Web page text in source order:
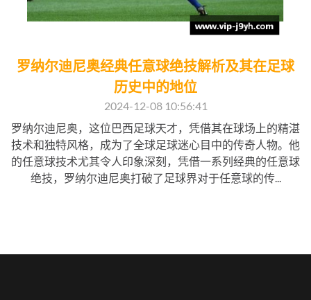
罗纳尔迪尼奥经典任意球绝技解析及其在足球
历史中的地位
2024-12-08 10:56:41
罗纳尔迪尼奥，这位巴西足球天才，凭借其在球场上的精湛
技术和独特风格，成为了全球足球迷心目中的传奇人物。他
的任意球技术尤其令人印象深刻，凭借一系列经典的任意球
绝技，罗纳尔迪尼奥打破了足球界对于任意球的传...